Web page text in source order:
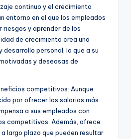
continuo y el crecimiento
entorno en el que los empleados
y aprender de los
de crecimiento crea una
desarrollo personal, lo que a su
y deseosas de
competitivos: Aunque
por ofrecer los salarios más
a sus empleados con
competitivos. Además, ofrece
largo plazo que pueden resultar